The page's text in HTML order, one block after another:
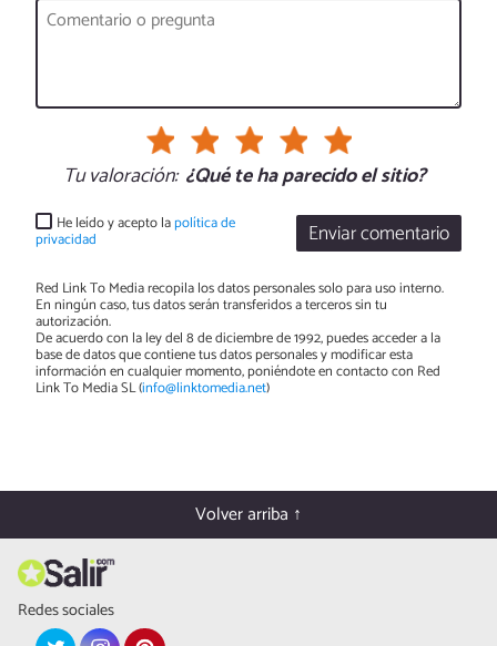
Tu valoración: ¿Qué te ha parecido el sitio?
Enviar comentario
He leído y acepto lapolítica de
privacidad
Red Link To Media recopila los datos personales solo para uso interno.
En ningún caso, tus datos serán transferidos a terceros sin tu
autorización.
De acuerdo con la ley del 8 de diciembre de 1992, puedes acceder a la
base de datos que contiene tus datos personales y modificar esta
información en cualquier momento, poniéndote en contacto con Red
Link To Media SL (info@linktomedia.net)
Volver arriba ↑
Redes sociales